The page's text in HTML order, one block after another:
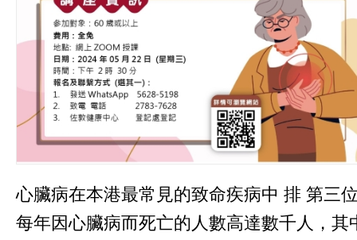
心臟病在本港最常見的致命疾病中 排 第三
每年因心臟病而死亡的人數高達數千人，其